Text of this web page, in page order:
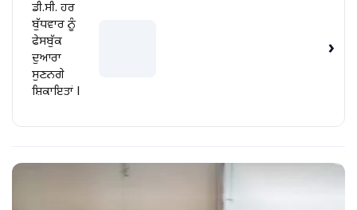
ਡੀ.ਸੀ. ਹਰ
ਬੁੱਧਵਾਰ ਨੂੰ
ਫੇਸਬੁੱਕ
ਦੁਆਰਾ
ਸੁਣਨਗੇ
ਸ਼ਿਕਾਇਤਾਂ l
›